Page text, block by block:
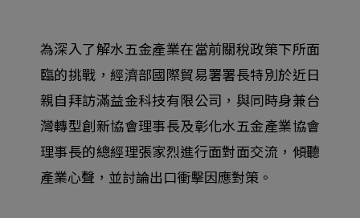
為深入了解水五金產業在當前關稅政策下所面
臨的挑戰，經濟部國際貿易署署長特別於近日
親自拜訪滿益金科技有限公司，與同時身兼台
灣轉型創新協會理事長及彰化水五金產業協會
理事長的總經理張家烈進行面對面交流，傾聽
產業心聲，並討論出口衝擊因應對策。